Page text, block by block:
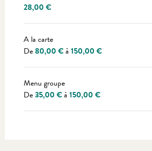
28,00 €
A la carte
De80,00 €à 150,00 €
Menu groupe
De35,00 €à 150,00 €